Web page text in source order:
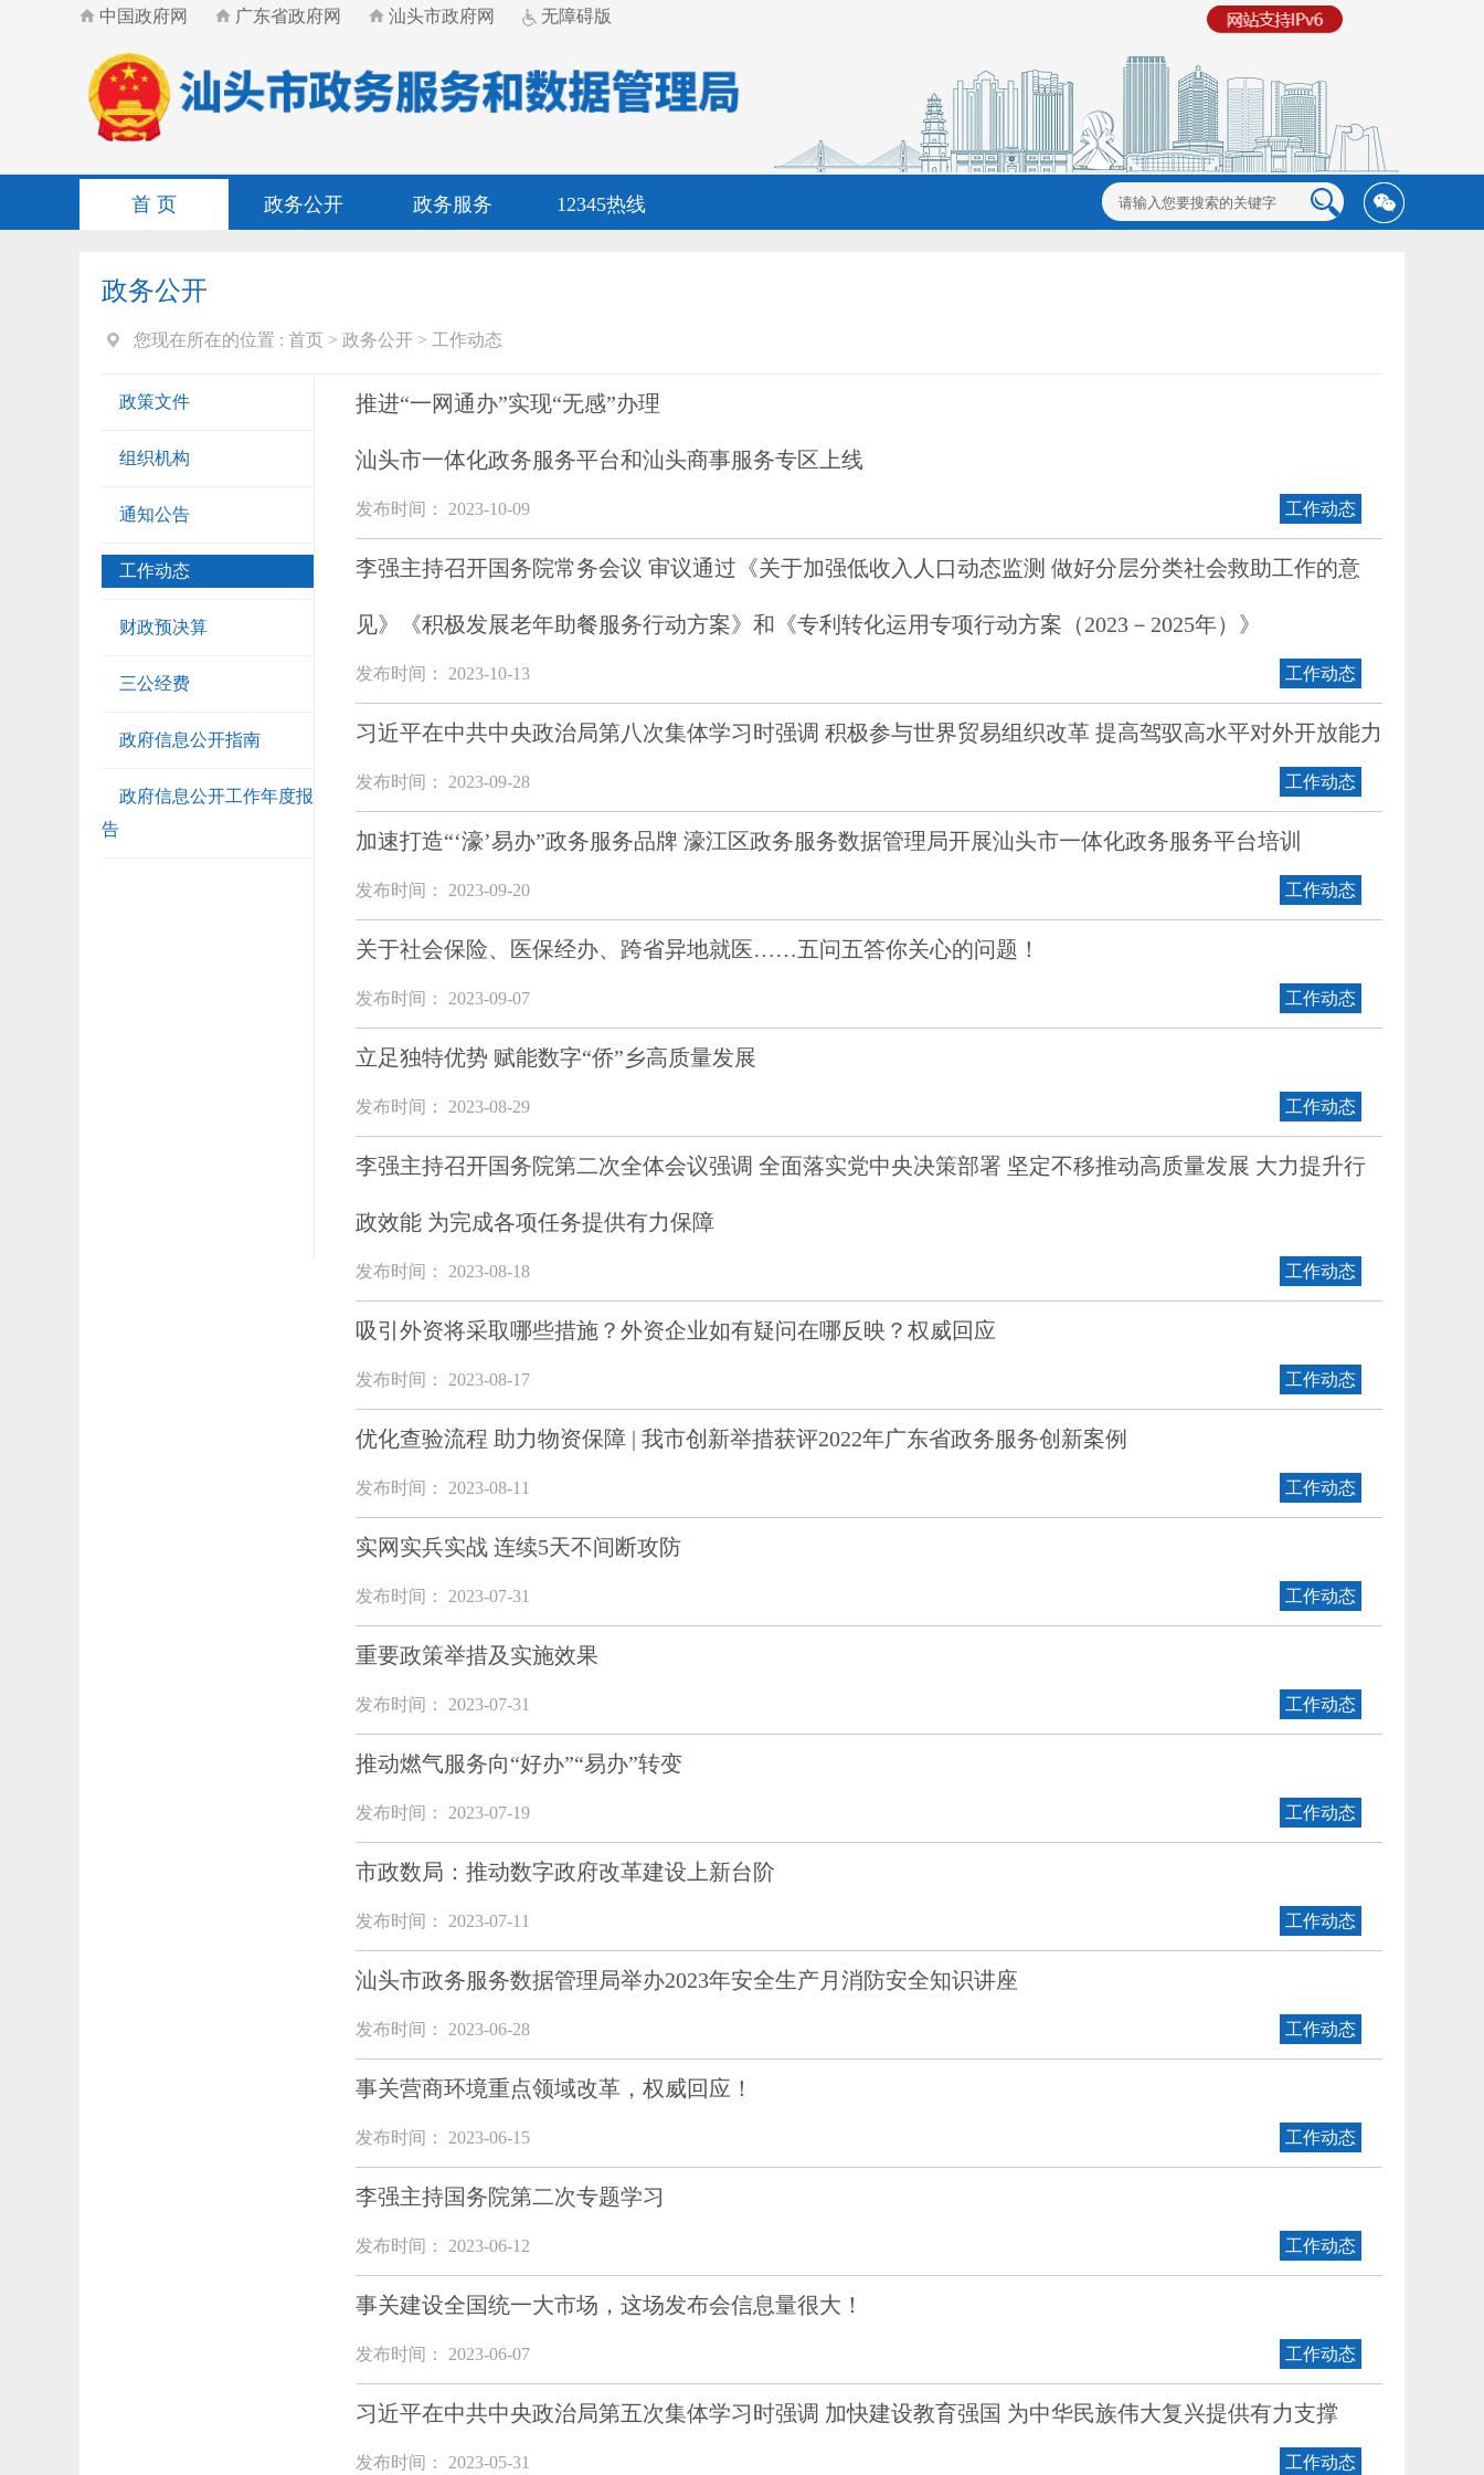
中国政府网 广东省政府网 汕头市政府网 无障碍版
首 页 政务公开 政务服务 12345热线
政务公开
您现在所在的位置 : 首页 > 政务公开 > 工作动态
政策文件
组织机构
通知公告
工作动态
财政预决算
三公经费
政府信息公开指南
政府信息公开工作年度报
告
推进“一网通办”实现“无感”办理
汕头市一体化政务服务平台和汕头商事服务专区上线
发布时间： 2023-10-09 工作动态
李强主持召开国务院常务会议 审议通过《关于加强低收入人口动态监测 做好分层分类社会救助工作的意
见》《积极发展老年助餐服务行动方案》和《专利转化运用专项行动方案（2023－2025年）》
发布时间： 2023-10-13 工作动态
习近平在中共中央政治局第八次集体学习时强调 积极参与世界贸易组织改革 提高驾驭高水平对外开放能力
发布时间： 2023-09-28 工作动态
加速打造“‘濠’易办”政务服务品牌 濠江区政务服务数据管理局开展汕头市一体化政务服务平台培训
发布时间： 2023-09-20 工作动态
关于社会保险、医保经办、跨省异地就医……五问五答你关心的问题！
发布时间： 2023-09-07 工作动态
立足独特优势 赋能数字“侨”乡高质量发展
发布时间： 2023-08-29 工作动态
李强主持召开国务院第二次全体会议强调 全面落实党中央决策部署 坚定不移推动高质量发展 大力提升行
政效能 为完成各项任务提供有力保障
发布时间： 2023-08-18 工作动态
吸引外资将采取哪些措施？外资企业如有疑问在哪反映？权威回应
发布时间： 2023-08-17 工作动态
优化查验流程 助力物资保障 | 我市创新举措获评2022年广东省政务服务创新案例
发布时间： 2023-08-11 工作动态
实网实兵实战 连续5天不间断攻防
发布时间： 2023-07-31 工作动态
重要政策举措及实施效果
发布时间： 2023-07-31 工作动态
推动燃气服务向“好办”“易办”转变
发布时间： 2023-07-19 工作动态
市政数局：推动数字政府改革建设上新台阶
发布时间： 2023-07-11 工作动态
汕头市政务服务数据管理局举办2023年安全生产月消防安全知识讲座
发布时间： 2023-06-28 工作动态
事关营商环境重点领域改革，权威回应！
发布时间： 2023-06-15 工作动态
李强主持国务院第二次专题学习
发布时间： 2023-06-12 工作动态
事关建设全国统一大市场，这场发布会信息量很大！
发布时间： 2023-06-07 工作动态
习近平在中共中央政治局第五次集体学习时强调 加快建设教育强国 为中华民族伟大复兴提供有力支撑
发布时间： 2023-05-31 工作动态